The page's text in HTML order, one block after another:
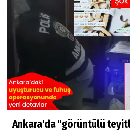
Ankara'da "görüntülü